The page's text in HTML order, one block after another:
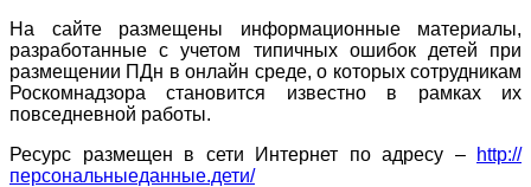
На сайте размещены информационные материалы,
разработанные с учетом типичных ошибок детей при
размещении ПДн в онлайн среде, о которых сотрудникам
Роскомнадзора становится известно в рамках их
повседневной работы.
Ресурс размещен в сети Интернет по адресу –
http://
персональныеданные.дети/